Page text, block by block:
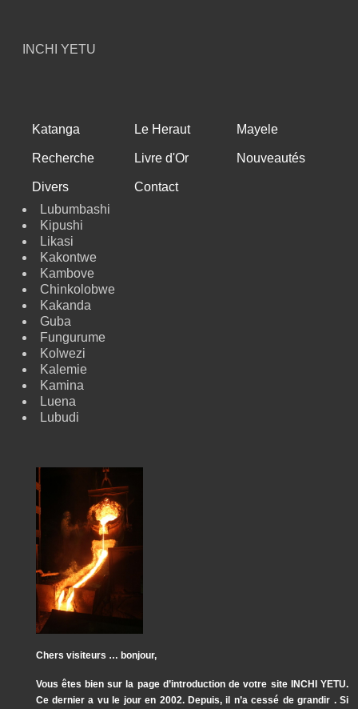
INCHI YETU
Katanga Le Heraut Mayele
Recherche Livre d'Or Nouveautés
Divers
Contact
Lubumbashi
Kipushi
Likasi
Kakontwe
Kambove
Chinkolobwe
Kakanda
Guba
Fungurume
Kolwezi
Kalemie
Kamina
Luena
Lubudi
Chers visiteurs … bonjour,
Vous êtes bien sur la page d’introduction de votre site INCHI YETU.
Ce dernier a vu le jour en 2002. Depuis, il n’a cessé de grandir . Si